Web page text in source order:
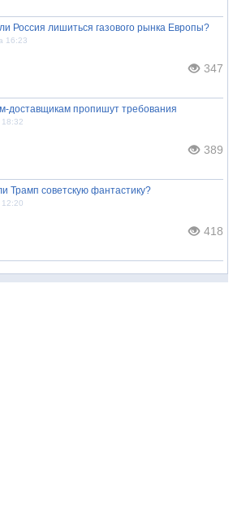
Россия лишиться газового рынка Европы?
16:23
347
доставщикам пропишут требования
389
Трамп советскую фантастику?
418